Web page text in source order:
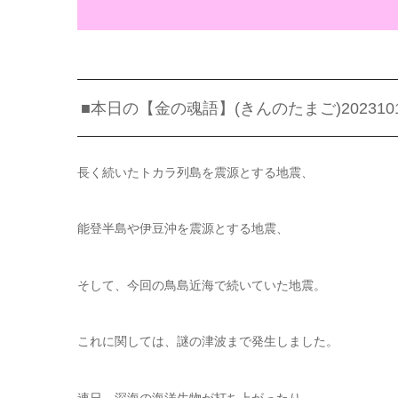
■本日の【金の魂語】(きんのたまご
長く続いたトカラ列島を震源とする地震、
能登半島や伊豆沖を震源とする地震、
そして、今回の鳥島近海で続いていた地震。
これに関しては、謎の津波まで発生しました。